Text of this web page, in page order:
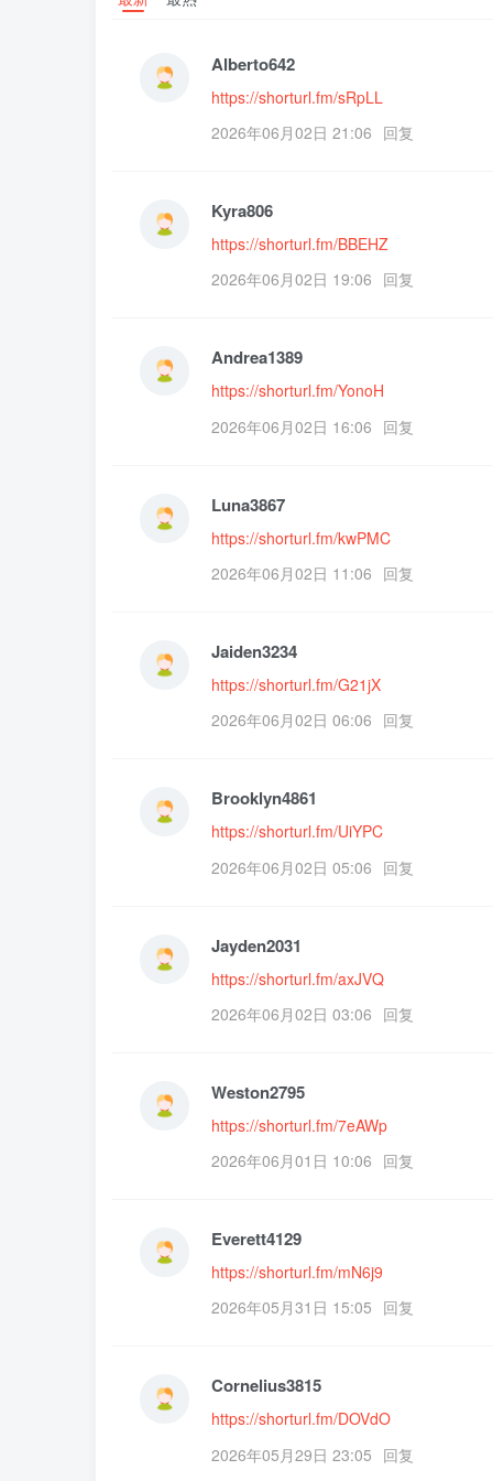
Alberto642
https://shorturl.fm/sRpLL
2026年06月02日 21:06 回复
Kyra806
https://shorturl.fm/BBEHZ
2026年06月02日 19:06 回复
Andrea1389
https://shorturl.fm/YonoH
2026年06月02日 16:06 回复
Luna3867
https://shorturl.fm/kwPMC
2026年06月02日 11:06 回复
Jaiden3234
https://shorturl.fm/G21jX
2026年06月02日 06:06 回复
Brooklyn4861
https://shorturl.fm/UiYPC
2026年06月02日 05:06 回复
Jayden2031
https://shorturl.fm/axJVQ
2026年06月02日 03:06 回复
Weston2795
https://shorturl.fm/7eAWp
2026年06月01日 10:06 回复
Everett4129
https://shorturl.fm/mN6j9
2026年05月31日 15:05 回复
Cornelius3815
https://shorturl.fm/DOVdO
2026年05月29日 23:05 回复